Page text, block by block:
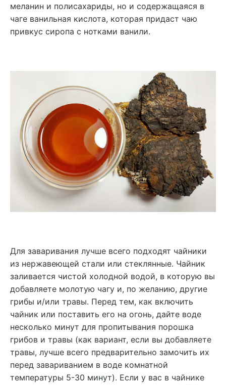
меланин и полисахариды, но и содержащаяся в
чаге ванильная кислота, которая придаст чаю
привкус сиропа с нотками ванили.
Для заваривания лучше всего подходят чайники
из нержавеющей стали или стеклянные. Чайник
заливается чистой холодной водой, в которую вы
добавляете молотую чагу и, по желанию, другие
грибы и/или травы. Перед тем, как включить
чайник или поставить его на огонь, дайте воде
несколько минут для пропитывания порошка
грибов и травы (как вариант, если вы добавляете
травы, лучше всего предварительно замочить их
перед завариванием в воде комнатной
температуры 5-30 минут). Если у вас в чайнике